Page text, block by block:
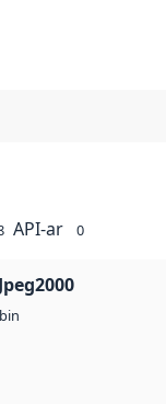
API-ar 0
bin